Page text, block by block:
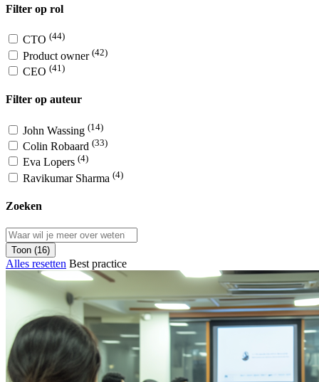
Filter op rol
CTO (44)
Product owner (42)
CEO (41)
Filter op auteur
John Wassing (14)
Colin Robaard (33)
Eva Lopers (4)
Ravikumar Sharma (4)
Zoeken
Toon (16)
Alles resetten Best practice